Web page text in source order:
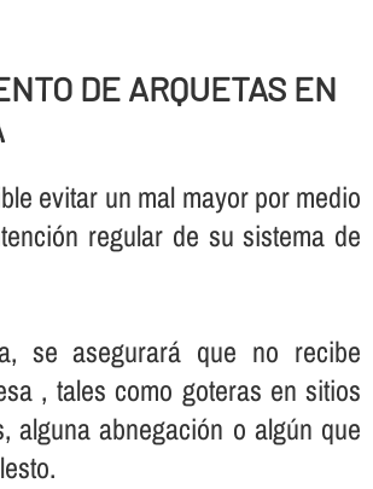
DE ARQUETAS EN
evitar un mal mayor por medio
regular de su sistema de
se asegurará que no recibe
, tales como goteras en sitios
alguna abnegación o algún que